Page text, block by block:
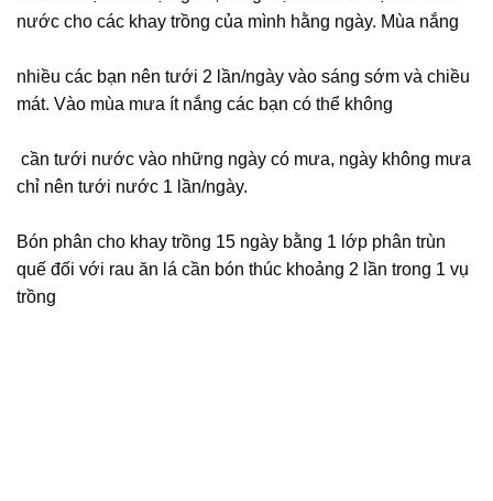
nước cho các khay trồng của mình hằng ngày. Mùa nắng
nhiều các bạn nên tưới 2 lần/ngày vào sáng sớm và chiều
mát. Vào mùa mưa ít nắng các bạn có thể không
cần tưới nước vào những ngày có mưa, ngày không mưa
chỉ nên tưới nước 1 lần/ngày.
Bón phân cho khay trồng 15 ngày bằng 1 lớp phân trùn
quế đối với rau ăn lá cần bón thúc khoảng 2 lần trong 1 vụ
trồng